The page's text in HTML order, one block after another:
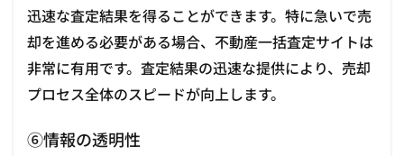
迅速な査定結果を得ることができます。特に急いで売
却を進める必要がある場合、不動産一括査定サイトは
非常に有用です。査定結果の迅速な提供により、売却
プロセス全体のスピードが向上します。
⑥情報の透明性